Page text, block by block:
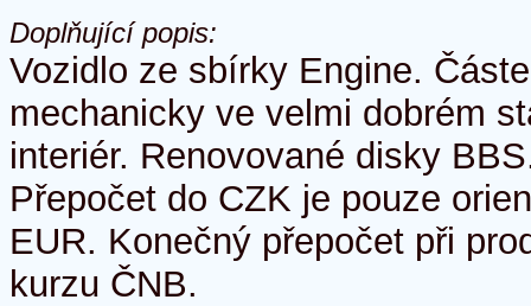
Doplňující popis:
Vozidlo ze sbírky Engine.
mechanicky ve velmi dobrém
interiér. Renovované disky
Přepočet do CZK je pouze
EUR. Konečný přepočet při
kurzu ČNB.